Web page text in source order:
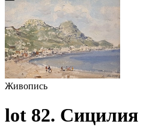
Живопись
lot 82. Сицилия